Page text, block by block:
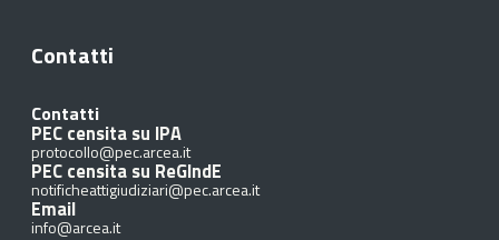
Contatti
Contatti
PEC censita su IPA
protocollo@pec.arcea.it
PEC censita su ReGIndE
notificheattigiudiziari@pec.arcea.it
Email
info@arcea.it